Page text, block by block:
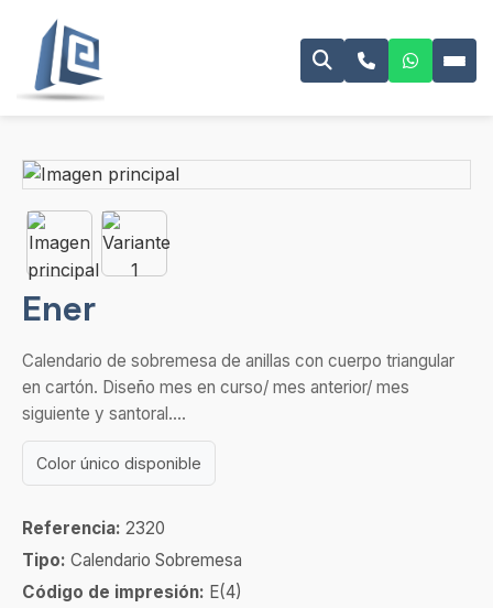
Ener
Calendario de sobremesa de anillas con cuerpo triangular
en cartón. Diseño mes en curso/ mes anterior/ mes
siguiente y santoral....
Color único disponible
Referencia: 2320
Tipo: Calendario Sobremesa
Código de impresión: E(4)